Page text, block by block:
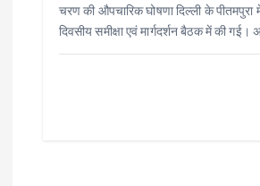
चरण की औपचारिक घोषणा दिल्ली के
दिवसीय समीक्षा एवं मार्गदर्शन बैठक में की